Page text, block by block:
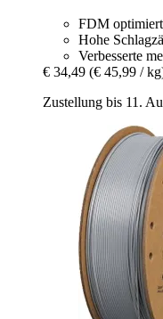
FDM optimiert
Hohe
Verbesserte
€ 34,49 (€ 45,99 /
Zustellung bis 11.